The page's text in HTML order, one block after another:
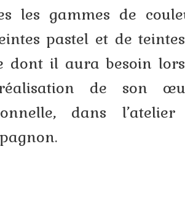
les gammes de
pastel et de
dont il aura besoin
de son
dans